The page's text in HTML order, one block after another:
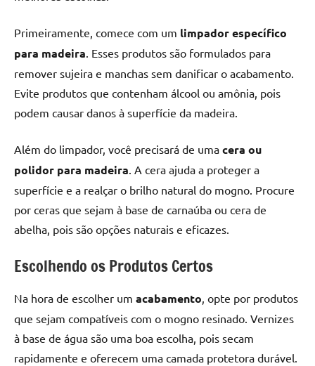
Primeiramente, comece com um limpador específico
para madeira . Esses produtos são formulados para
remover sujeira e manchas sem danificar o acabamento.
Evite produtos que contenham álcool ou amônia, pois
podem causar danos à superfície da madeira.
Além do limpador, você precisará de uma cera ou
polidor para madeira . A cera ajuda a proteger a
superfície e a realçar o brilho natural do mogno. Procure
por ceras que sejam à base de carnaúba ou cera de
abelha, pois são opções naturais e eficazes.
Escolhendo os Produtos Certos
Na hora de escolher um acabamento, opte por produtos
que sejam compatíveis com o mogno resinado. Vernizes
à base de água são uma boa escolha, pois secam
rapidamente e oferecem uma camada protetora durável.